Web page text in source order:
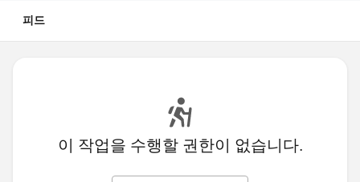
피드
이 작업을 수행할 권한이 없습니다.